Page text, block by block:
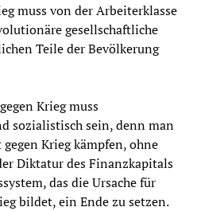
muss von der Arbeiterklasse
gesellschaftliche
Teile der Bevölkerung
Krieg muss
sozialistisch sein, denn man
Krieg kämpfen, ohne
Diktatur des Finanzkapitals
das die Ursache für
bildet, ein Ende zu setzen.